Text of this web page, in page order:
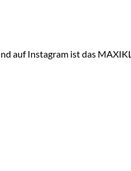
auf Instagram ist das